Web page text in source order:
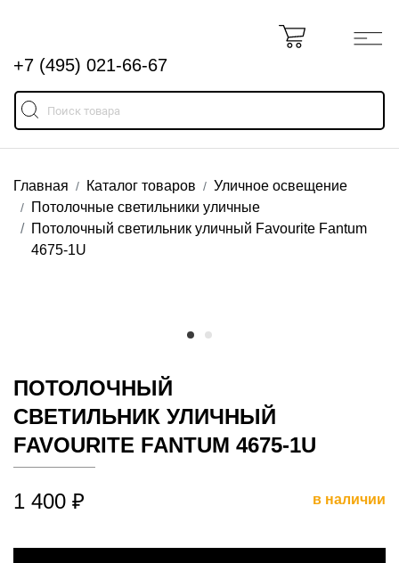
+7 (495) 021-66-67
Главная Каталог товаров
Уличное освещение
Потолочные светильники уличные
Потолочный светильник уличный Favourite Fantum
4675-1U
ПОТОЛОЧНЫЙ
СВЕТИЛЬНИК УЛИЧНЫЙ
FAVOURITE FANTUM 4675-1U
1 400 ₽ в наличии